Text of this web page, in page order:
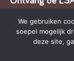
Blijf op de
relevante
nieuwsbrief.
We gebruiken
soepel mogelijk
deze site,